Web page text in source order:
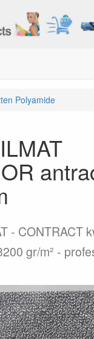
Polyamide
- CONTRACT
gr/m² -